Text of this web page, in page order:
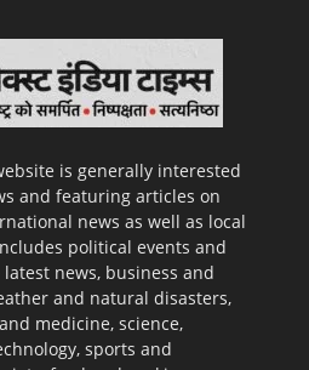
is generally interested
and featuring articles on
news as well as local
political events and
news, business and
and natural disasters,
medicine, science,
sports and